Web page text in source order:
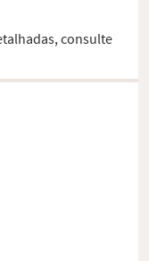
consulte